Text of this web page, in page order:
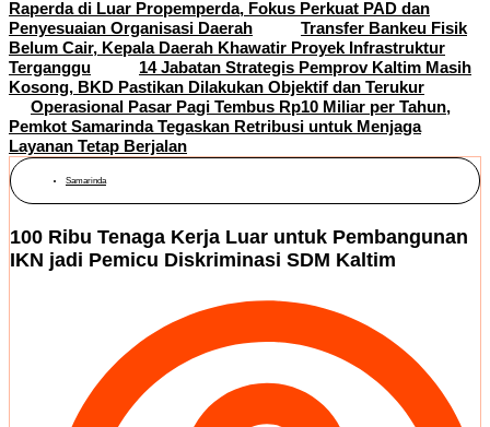
Raperda di Luar Propemperda, Fokus Perkuat PAD dan
Penyesuaian Organisasi Daerah
Transfer Bankeu Fisik
Belum Cair, Kepala Daerah Khawatir Proyek Infrastruktur
Terganggu
14 Jabatan Strategis Pemprov Kaltim Masih
Kosong, BKD Pastikan Dilakukan Objektif dan Terukur
Operasional Pasar Pagi Tembus Rp10 Miliar per Tahun,
Pemkot Samarinda Tegaskan Retribusi untuk Menjaga
Layanan Tetap Berjalan
Samarinda
100 Ribu Tenaga Kerja Luar untuk Pembangunan
IKN jadi Pemicu Diskriminasi SDM Kaltim